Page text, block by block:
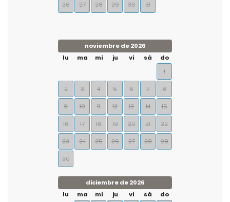
26 27 28 29 30 31
noviembre de 2026
lu
ma mi ju vi sá
do
1
2 3 4 5 6 7 8
9 10 11 12 13 14 15
16 17 18 19 20 21 22
23 24 25 26 27 28 29
30
diciembre de 2026
lu
ma mi ju vi sá
do